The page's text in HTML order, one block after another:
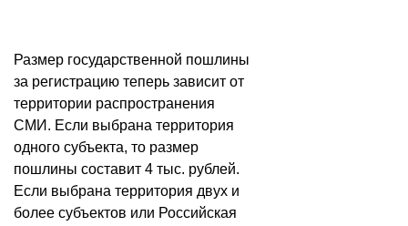
Размер государственной пошлины
за регистрацию теперь зависит от
территории распространения
СМИ. Если выбрана территория
одного субъекта, то размер
пошлины составит 4 тыс. рублей.
Если выбрана территория двух и
более субъектов или Российская